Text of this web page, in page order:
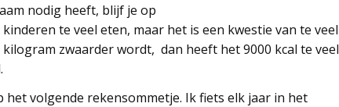
nodig heeft, blijf je op
te veel eten, maar het is een kwestie van te veel
zwaarder wordt, dan heeft het 9000 kcal te veel
volgende rekensommetje. Ik fiets elk jaar in het